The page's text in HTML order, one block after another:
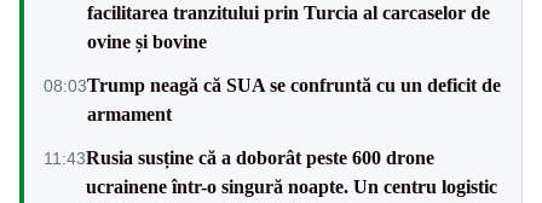
facilitarea tranzitului prin Turcia al carcaselor de
ovine și bovine
08:03Trump neagă că SUA se confruntă cu un deficit de
armament
11:43Rusia susține că a doborât peste 600 drone
ucrainene într-o singură noapte. Un centru logistic